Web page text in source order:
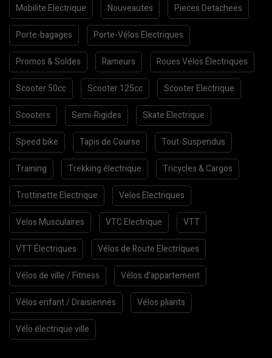
Mobilite Electrique Nouveautes Pieces Detachees
Porte-bagages Porte-Vélos Electriques
Promos & Soldes Rameurs Roues Vélos Électriques
Scooter 50cc Scooter 125cc Scooter Electrique
Scooters Semi-Rigides Skate Electrique
Speed bike Tapis de Course Tout-Suspendus
Training Trekking électrique Tricycles & Cargos
Trottinette Electrique Velos Electriques
Velos Musculaires VTC Electrique VTT
VTT Électriques Vélos de Route Electriques
Vélos de ville / Fitness Vélos d’appartement
Vélos enfant / Draisiennes Vélos pliants
Vélo électrique ville